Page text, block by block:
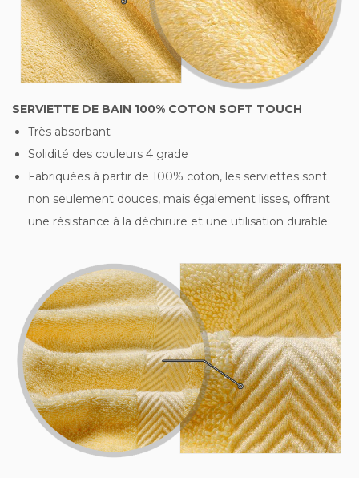
SERVIETTE DE BAIN 100% COTON SOFT TOUCH
Très absorbant
Solidité des couleurs 4 grade
Fabriquées à partir de 100% coton, les serviettes sont
non seulement douces, mais également lisses, offrant
une résistance à la déchirure et une utilisation durable.